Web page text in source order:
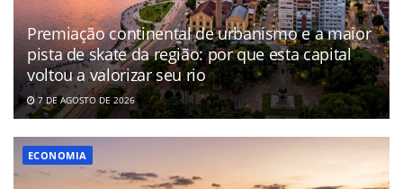
Premiação continental de urbanismo e a maior
pista de skate da região: por que esta capital
voltou a valorizar seu rio
7 DE AGOSTO DE 2026
ECONOMIA